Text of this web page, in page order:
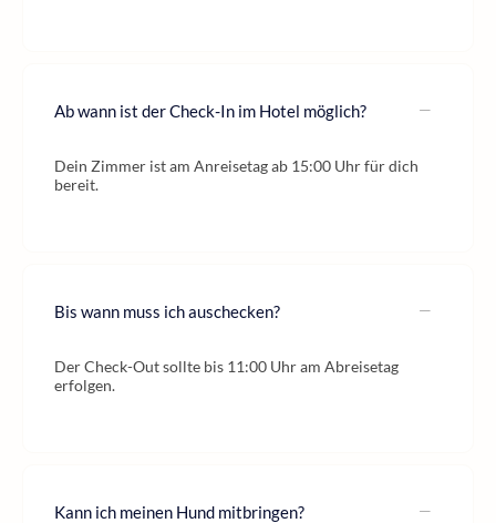
Ab wann ist der Check-In im Hotel möglich?
Dein Zimmer ist am Anreisetag ab 15:00 Uhr für dich
bereit.
Bis wann muss ich auschecken?
Der Check-Out sollte bis 11:00 Uhr am Abreisetag
erfolgen.
Kann ich meinen Hund mitbringen?